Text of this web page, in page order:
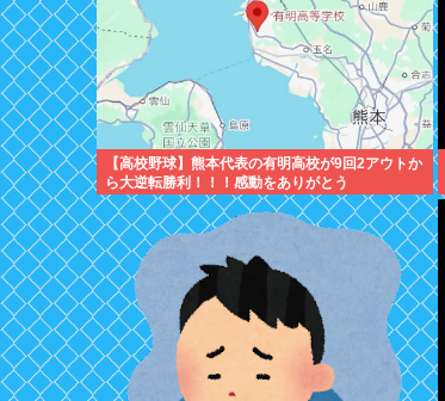
【高校野球】熊本代表の有明高校が9回2アウトか
ら大逆転勝利！！！感動をありがとう